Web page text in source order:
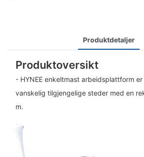
Produktdetaljer
Produktoversikt
- HYNEE enkeltmast arbeidsplattform
vanskelig tilgjengelige steder med en
m.